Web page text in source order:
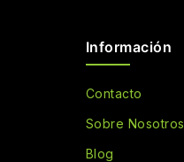
Información
Contacto
Sobre Nosotros
Blog